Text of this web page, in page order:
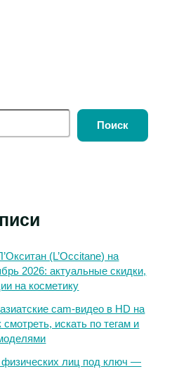
Поиск
(L’Occitane) на
2026: актуальные скидки,
на косметику
cam-видео в HD на
смотреть, искать по тегам и
физических лиц под ключ —